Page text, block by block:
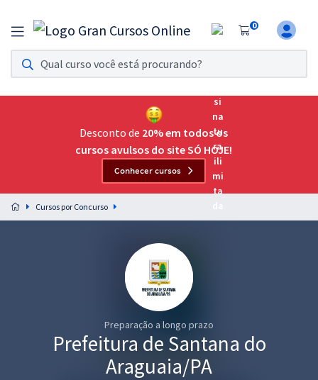
0
Assinatura Ilimitada 11
Acesso a todos os cursos. Teste grátis por 7 dias!
Assinatura OAB Até Passar
Acesso ilimitado a toda preparação para o Exame da
Preparação completa e intensiva para as principais
residências em saúde do Brasil
Desconto de 20% em todos os
cursos avulsos do site SÓ HOJE!
Conhecer cursos
Cursos por Concurso
Preparação a longo prazo
Prefeitura de Santana do
Araguaia/PA